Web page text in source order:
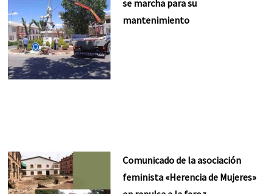
se marcha para su
mantenimiento
Comunicado de la asociación
feminista «Herencia de Mujeres»